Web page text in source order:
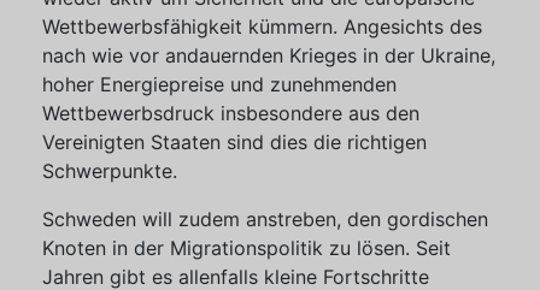
Wettbewerbsfähigkeit kümmern. Angesichts des
nach wie vor andauernden Krieges in der Ukraine,
hoher Energiepreise und zunehmenden
Wettbewerbsdruck insbesondere aus den
Vereinigten Staaten sind dies die richtigen
Schwerpunkte.
Schweden will zudem anstreben, den gordischen
Knoten in der Migrationspolitik zu lösen. Seit
Jahren gibt es allenfalls kleine Fortschritte